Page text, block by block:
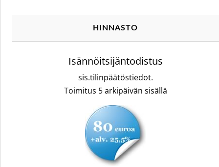
HINNASTO
Isännöitsijäntodistus
sis.tilinpäätöstiedot.
Toimitus 5 arkipäivän sisällä